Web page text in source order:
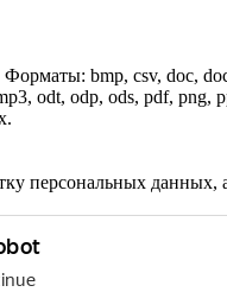
bmp, csv, doc,
odt, odp, ods, pdf, png,
персональных данных,